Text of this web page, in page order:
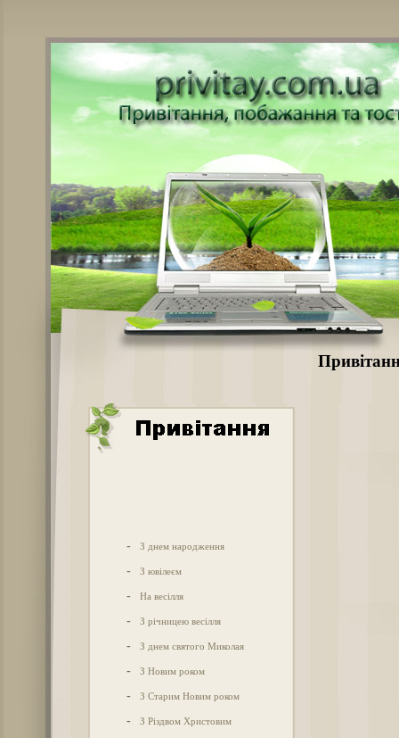
- З днем народження
- З ювілеєм
- На весілля
- З річницею весілля
- З днем святого Миколая
- З Новим роком
- З Старим Новим роком
- З Різдвом Христовим